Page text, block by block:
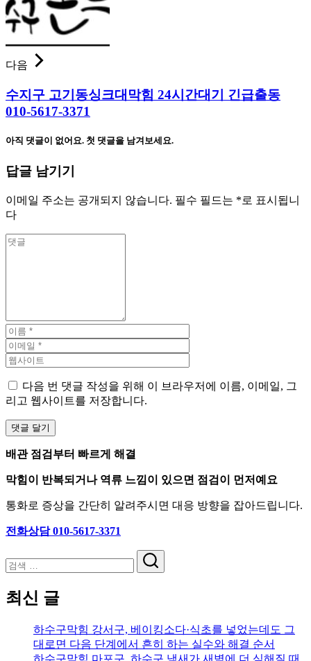
다음
수지구 고기동싱크대막힘 24시간대기 긴급출동
010-5617-3371
아직 댓글이 없어요. 첫 댓글을 남겨보세요.
답글 남기기
이메일 주소는 공개되지 않습니다. 필수 필드는 *로 표시됩니
다
다음 번 댓글 작성을 위해 이 브라우저에 이름, 이메일, 그
리고 웹사이트를 저장합니다.
배관 점검부터 빠르게 해결
막힘이 반복되거나 역류 느낌이 있으면 점검이 먼저예요
통화로 증상을 간단히 알려주시면 대응 방향을 잡아드립니다.
전화상담 010-5617-3371
검
최신 글
하수구막힘 강서구, 베이킹소다·식초를 넣었는데도 그
대로면 다음 단계에서 흔히 하는 실수와 해결 순서
하수구막힘 마포구, 하수구 냄새가 새벽에 더 심해질 때